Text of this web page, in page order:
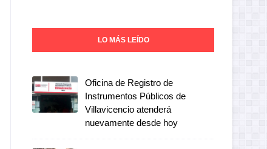
LO MÁS LEÍDO
Oficina de Registro de
Instrumentos Públicos de
Villavicencio atenderá
nuevamente desde hoy